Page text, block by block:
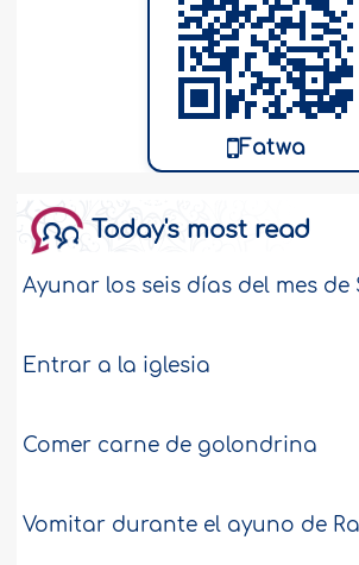
Fatwa
Today's most read
Ayunar los seis días del mes de
Entrar a la iglesia
Comer carne de golondrina
Vomitar durante el ayuno de